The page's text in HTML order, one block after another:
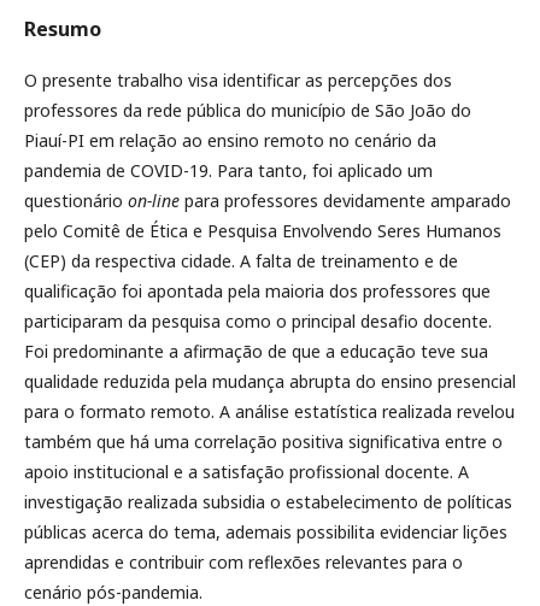
Resumo
O presente trabalho visa identificar as percepções dos
professores da rede pública do município de São João do
Piauí-PI em relação ao ensino remoto no cenário da
pandemia de COVID-19. Para tanto, foi aplicado um
questionário on-line para professores devidamente amparado
pelo Comitê de Ética e Pesquisa Envolvendo Seres Humanos
(CEP) da respectiva cidade. A falta de treinamento e de
qualificação foi apontada pela maioria dos professores que
participaram da pesquisa como o principal desafio docente.
Foi predominante a afirmação de que a educação teve sua
qualidade reduzida pela mudança abrupta do ensino presencial
para o formato remoto. A análise estatística realizada revelou
também que há uma correlação positiva significativa entre o
apoio institucional e a satisfação profissional docente. A
investigação realizada subsidia o estabelecimento de políticas
públicas acerca do tema, ademais possibilita evidenciar lições
aprendidas e contribuir com reflexões relevantes para o
cenário pós-pandemia.